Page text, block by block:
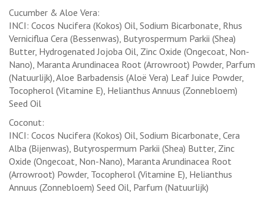
Cucumber & Aloe Vera:
INCI: Cocos Nucifera (Kokos) Oil, Sodium Bicarbonate, Rhus
Verniciflua Cera (Bessenwas), Butyrospermum Parkii (Shea)
Butter, Hydrogenated Jojoba Oil, Zinc Oxide (Ongecoat, Non-
Nano), Maranta Arundinacea Root (Arrowroot) Powder, Parfum
(Natuurlijk), Aloe Barbadensis (Aloë Vera) Leaf Juice Powder,
Tocopherol (Vitamine E), Helianthus Annuus (Zonnebloem)
Seed Oil
Coconut:
INCI: Cocos Nucifera (Kokos) Oil, Sodium Bicarbonate, Cera
Alba (Bijenwas), Butyrospermum Parkii (Shea) Butter, Zinc
Oxide (Ongecoat, Non-Nano), Maranta Arundinacea Root
(Arrowroot) Powder, Tocopherol (Vitamine E), Helianthus
Annuus (Zonnebloem) Seed Oil, Parfum (Natuurlijk)